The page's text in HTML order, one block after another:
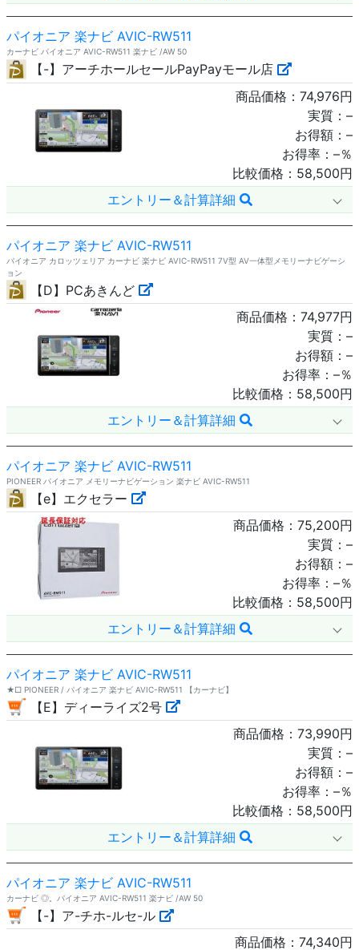
パイオニア 楽ナビ AVIC-RW511
カーナビ パイオニア AVIC-RW511 楽ナビ /AW 50
【-】アーチホールセールPayPayモール店
商品価格： 74,976円
実質： –
お得額： –
お得率： –％
比較価格： 58,500円
エントリー＆計算詳細
パイオニア 楽ナビ AVIC-RW511
パイオニア カロッツェリア カーナビ 楽ナビ AVIC-RW511 7V型 AV一体型メモリーナビゲーシ
ョン
【D】PCあきんど
商品価格： 74,977円
実質： –
お得額： –
お得率： –％
比較価格： 58,500円
エントリー＆計算詳細
パイオニア 楽ナビ AVIC-RW511
PIONEER パイオニア メモリーナビゲーション 楽ナビ AVIC-RW511
【e】エクセラー
商品価格： 75,200円
実質： –
お得額： –
お得率： –％
比較価格： 58,500円
エントリー＆計算詳細
パイオニア 楽ナビ AVIC-RW511
★□ PIONEER / パイオニア 楽ナビ AVIC-RW511 【カーナビ】
【E】ディーライズ2号
商品価格： 73,990円
実質： –
お得額： –
お得率： –％
比較価格： 58,500円
エントリー＆計算詳細
パイオニア 楽ナビ AVIC-RW511
カーナビ ◎。パイオニア AVIC-RW511 楽ナビ /AW 50
【-】ア-チホ-ルセ-ル
商品価格： 74,340円